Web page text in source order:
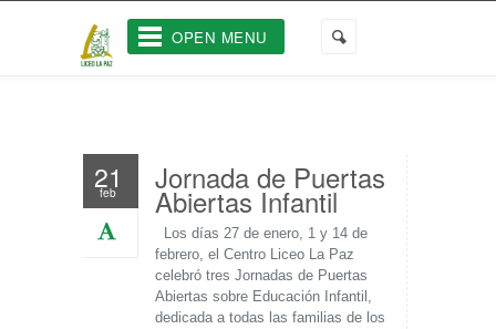
OPEN MENU
21
feb Jornada de Puertas
Abiertas Infantil
Los días 27 de enero, 1 y 14 de
febrero, el Centro Liceo La Paz
celebró tres Jornadas de Puertas
Abiertas sobre Educación Infantil,
dedicada a todas las familias de los